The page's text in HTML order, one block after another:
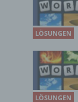
LÖSUNGEN
LÖSUNGEN